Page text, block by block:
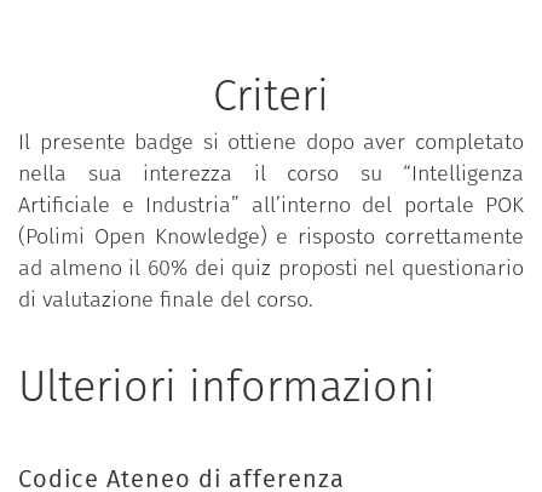
Criteri
Il presente badge si ottiene dopo aver completato
nella sua interezza il corso su “Intelligenza
Artificiale e Industria” all’interno del portale POK
(Polimi Open Knowledge) e risposto correttamente
ad almeno il 60% dei quiz proposti nel questionario
di valutazione finale del corso.
Ulteriori informazioni
Codice Ateneo di afferenza